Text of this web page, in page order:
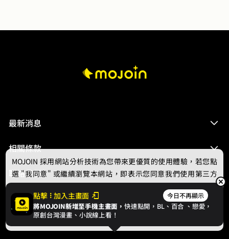
最新消息
相關條款
聯絡我們
© 2024 gamania Digital Entertainment Co., Ltd.
點擊 加入主畫面 今日不再顯示
將MOJOIN新增至手機主畫面，快速點開，BL、 百合 、戀愛，
原創台灣漫畫、小說線上看！
MOJOIN 採用網站分析技術為您帶來更優質的使用體驗，若您點
選 "我同意" 或繼續瀏覽本網站，即表示您同意我們使用第三方
Cookie，欲瞭解更多資訊請見隱私權政策。
我同意